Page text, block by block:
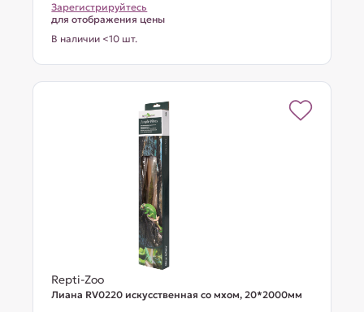
Зарегистрируйтесь
для отображения цены
В наличии <10 шт.
Repti-Zoo
Лиана RV0220 искусственная со мхом, 20*2000мм